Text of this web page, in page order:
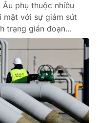
phụ thuộc nhiều
với sự giảm sút
trạng gián đoạn...